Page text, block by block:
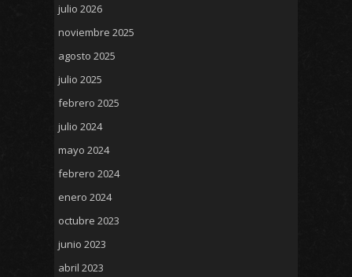
julio 2026
noviembre 2025
agosto 2025
julio 2025
febrero 2025
julio 2024
mayo 2024
febrero 2024
enero 2024
octubre 2023
junio 2023
abril 2023